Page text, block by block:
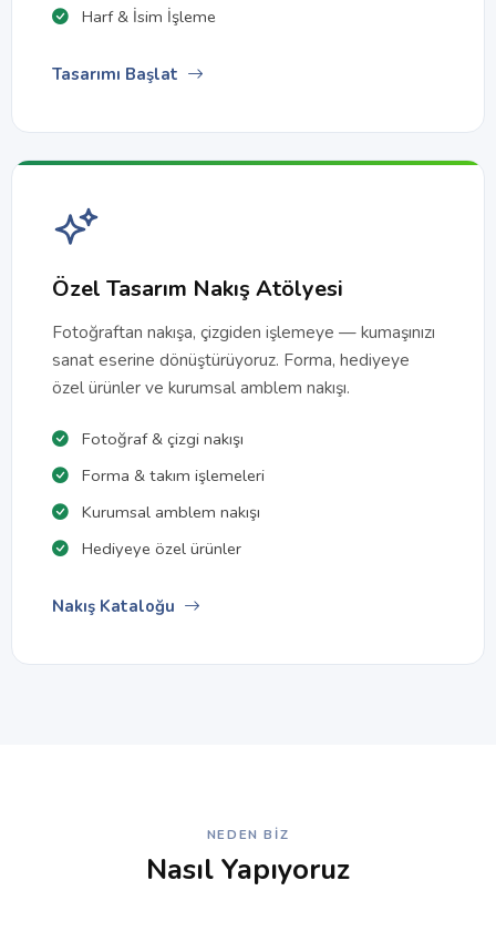
Harf & İsim İşleme
Tasarımı Başlat
Özel Tasarım Nakış Atölyesi
Fotoğraftan nakışa, çizgiden işlemeye — kumaşınızı
sanat eserine dönüştürüyoruz. Forma, hediyeye
özel ürünler ve kurumsal amblem nakışı.
Fotoğraf & çizgi nakışı
Forma & takım işlemeleri
Kurumsal amblem nakışı
Hediyeye özel ürünler
Nakış Kataloğu
NEDEN BIZ
Nasıl Yapıyoruz